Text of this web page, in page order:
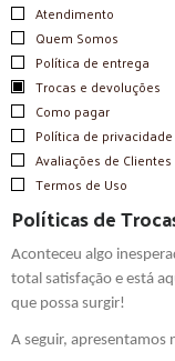
Atendimento
Quem Somos
Política de entrega
Trocas e devoluções
Como pagar
Política de privacidade
Avaliações de Clientes
Termos de Uso
Políticas de
Aconteceu algo
total satisfação e está
que possa surgir!
A seguir, apresentamos